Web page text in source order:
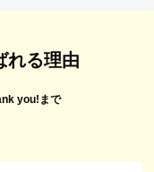
れる理由
you!まで